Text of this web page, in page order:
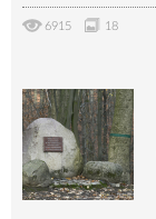
6915 18